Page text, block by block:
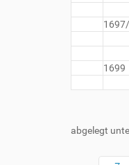
1699
abgelegt